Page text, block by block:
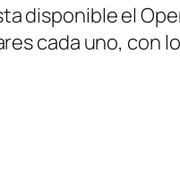
disponible el
cada uno, con